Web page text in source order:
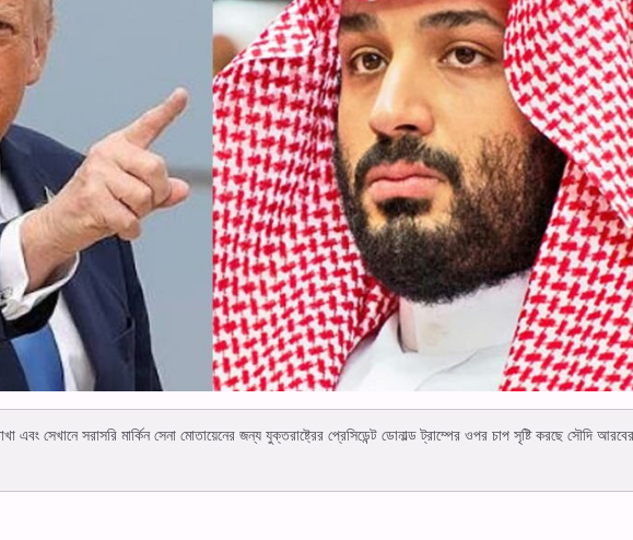
এবং সেখানে সরাসরি মার্কিন সেনা মোতায়েনের জন্য যুক্তরাষ্ট্রের প্রেসিডেন্ট ডোনাল্ড ট্রাম্পের ওপর চাপ সৃষ্টি করছে সৌদি আরবের